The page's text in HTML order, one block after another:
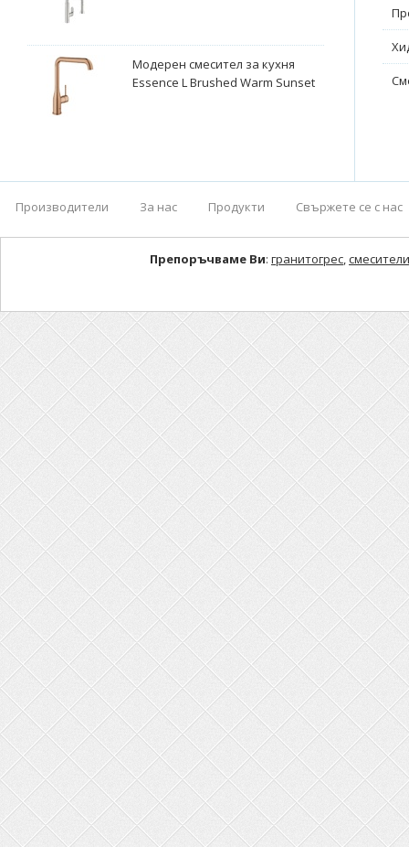
Модерен смесител за кухня
Essence L Brushed Warm Sunset
Производители За нас Продукти Свържете се с нас
Препоръчваме Ви: гранитогрес,